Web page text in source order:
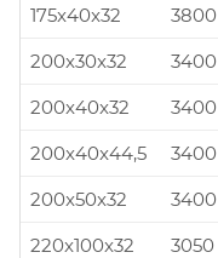
175x40x32
3800
200x30x32
3400
200x40x32
3400
200x40x44,5
3400
200x50x32
3400
220x100x32
3050